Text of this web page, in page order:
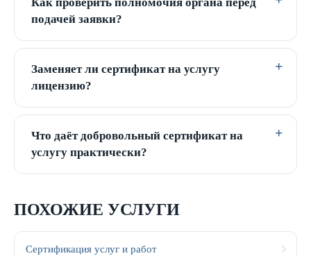
подачей заявки?
Заменяет ли сертификат на услугу
лицензию?
Что даёт добровольный сертификат на
услугу практически?
ПОХОЖИЕ УСЛУГИ
Сертификация услуг и работ